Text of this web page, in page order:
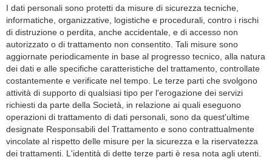
I dati personali sono protetti da misure di sicurezza tecniche,
informatiche, organizzative, logistiche e procedurali, contro i rischi
di distruzione o perdita, anche accidentale, e di accesso non
autorizzato o di trattamento non consentito. Tali misure sono
aggiornate periodicamente in base al progresso tecnico, alla natura
dei dati e alle specifiche caratteristiche del trattamento, controllate
costantemente e verificate nel tempo. Le terze parti che svolgono
attività di supporto di qualsiasi tipo per l'erogazione dei servizi
richiesti da parte della Società, in relazione ai quali eseguono
operazioni di trattamento di dati personali, sono da quest'ultime
designate Responsabili del Trattamento e sono contrattualmente
vincolate al rispetto delle misure per la sicurezza e la riservatezza
dei trattamenti. L'identità di dette terze parti è resa nota agli utenti.